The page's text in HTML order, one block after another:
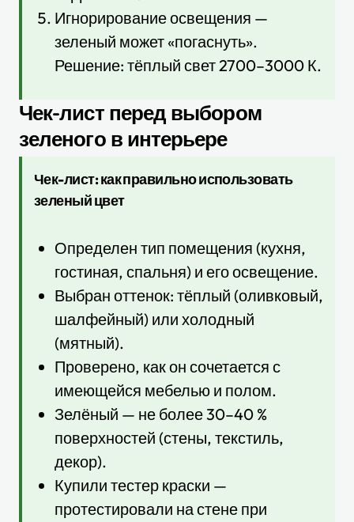
Игнорирование освещения —
зеленый может «погаснуть».
Решение: тёплый свет 2700–3000 К.
Чек-лист перед выбором
зеленого в интерьере
Чек-лист: как правильно использовать
зеленый цвет
Определен тип помещения (кухня,
гостиная, спальня) и его освещение.
Выбран оттенок: тёплый (оливковый,
шалфейный) или холодный
(мятный).
Проверено, как он сочетается с
имеющейся мебелью и полом.
Зелёный — не более 30–40 %
поверхностей (стены, текстиль,
декор).
Купили тестер краски —
протестировали на стене при